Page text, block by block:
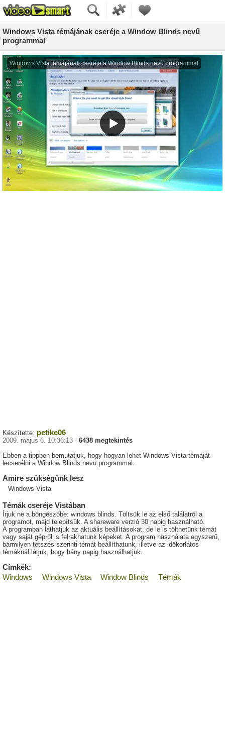
Windows Vista témájának cseréje a Window Blinds nevű
programmal
Készítette: petike06
2009. május 6. 10:36:13 - 6438 megtekintés
Ebben a tippben bemutatjuk, hogy hogyan lehet Windows Vista témáját
lecserélni a Window Blinds nevü programmal.
Amire szükségünk lesz
Windows Vista
Témák cseréje Vistában
Írjuk ne a böngészőbe: windows blinds. Töltsük le az első találatról a
programot, majd telepítsük. A shareware verzió 30 napig használható.
A programban láthatjuk az aktuális beállításokat, de le is tölthetünk témát
vagy saját gépről is felrakhatunk képeket. A program használata egyszerű,
bármilyen tetszés szerinti témát beállíthatunk, illetve az időkorlátos
témáknál látjuk, hogy hány napig használhatjuk.
Címkék:
Windows
Windows Vista Window Blinds Témák